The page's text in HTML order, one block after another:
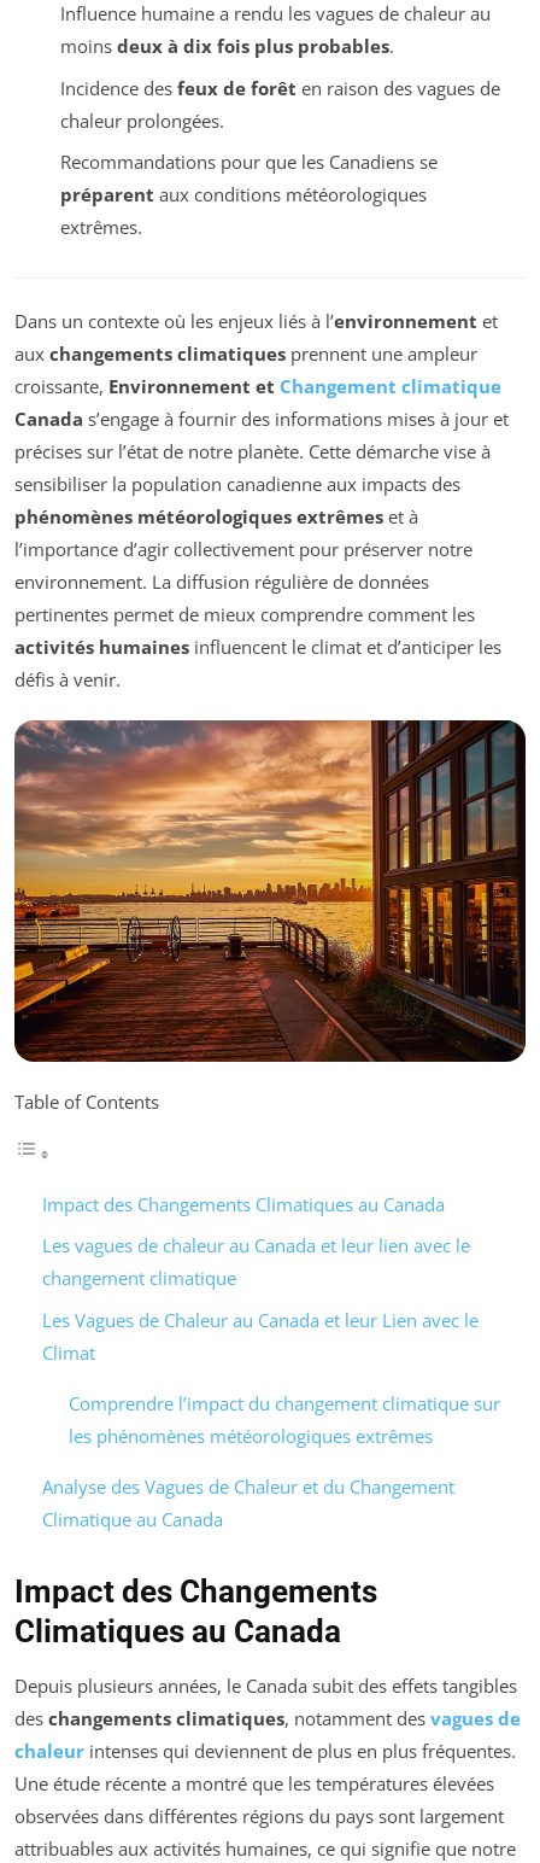
Influence humaine a rendu les vagues de chaleur au
moins deux à dix fois plus probables.
Incidence des feux de forêt en raison des vagues de
chaleur prolongées.
Recommandations pour que les Canadiens se
préparent aux conditions météorologiques
extrêmes.
Dans un contexte où les enjeux liés à l’environnement et
aux changements climatiques prennent une ampleur
croissante, Environnement et Changement climatique
Canada s’engage à fournir des informations mises à jour et
précises sur l’état de notre planète. Cette démarche vise à
sensibiliser la population canadienne aux impacts des
phénomènes météorologiques extrêmes et à
l’importance d’agir collectivement pour préserver notre
environnement. La diffusion régulière de données
pertinentes permet de mieux comprendre comment les
activités humaines influencent le climat et d’anticiper les
défis à venir.
Table of Contents
Impact des Changements Climatiques au Canada
Les vagues de chaleur au Canada et leur lien avec le
changement climatique
Les Vagues de Chaleur au Canada et leur Lien avec le
Climat
Comprendre l’impact du changement climatique sur
les phénomènes météorologiques extrêmes
Analyse des Vagues de Chaleur et du Changement
Climatique au Canada
Impact des Changements
Climatiques au Canada
Depuis plusieurs années, le Canada subit des effets tangibles
des changements climatiques, notamment des vagues de
chaleur intenses qui deviennent de plus en plus fréquentes.
Une étude récente a montré que les températures élevées
observées dans différentes régions du pays sont largement
attribuables aux activités humaines, ce qui signifie que notre